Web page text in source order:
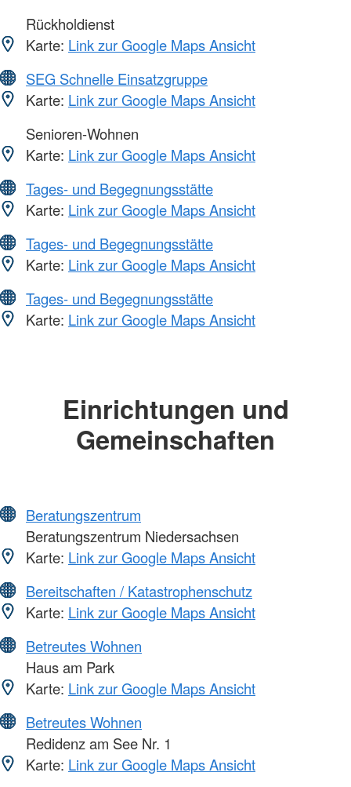
Rückholdienst
Karte: Link zur Google Maps Ansicht
SEG Schnelle Einsatzgruppe
Karte: Link zur Google Maps Ansicht
Senioren-Wohnen
Karte: Link zur Google Maps Ansicht
Tages- und Begegnungsstätte
Karte: Link zur Google Maps Ansicht
Tages- und Begegnungsstätte
Karte: Link zur Google Maps Ansicht
Tages- und Begegnungsstätte
Karte: Link zur Google Maps Ansicht
Einrichtungen und
Gemeinschaften
Beratungszentrum
Beratungszentrum Niedersachsen
Karte: Link zur Google Maps Ansicht
Bereitschaften / Katastrophenschutz
Karte: Link zur Google Maps Ansicht
Betreutes Wohnen
Haus am Park
Karte: Link zur Google Maps Ansicht
Betreutes Wohnen
Redidenz am See Nr. 1
Karte: Link zur Google Maps Ansicht